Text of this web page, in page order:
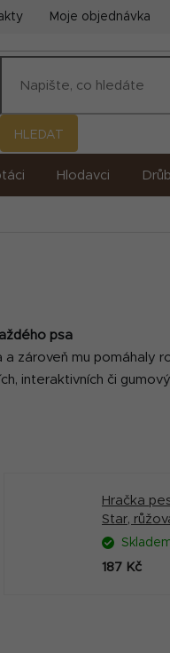
Moje objednávka
HLEDAT
Hlodavci
psa
zároveň mu
interaktivních či
Hračka
Star,
187 Kč